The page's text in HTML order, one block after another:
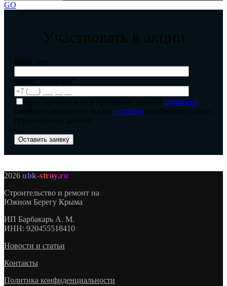
GO
Участвовать в акции
Ваше имя
Номер телефона*
agree прочитал(-а) и принимаю условия политики
конфиденциальности и даю согласие на обработку своих
персональных данных
2026 ubk-stroy.ru
Строительство и ремонт на
Южном Берегу Крыма
ИП Барбакарь А. М.
ИНН: 920455518410
Новости и статьи
Контакты
Политика конфиденциальности